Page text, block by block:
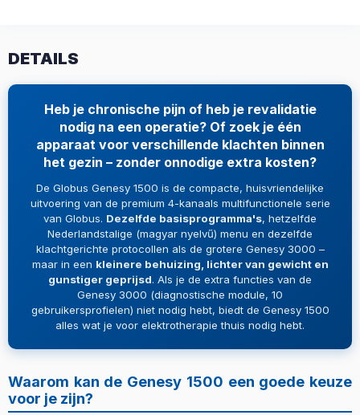
DETAILS
Heb je chronische pijn of heb je revalidatie
nodig na een operatie? Of zoek je één
apparaat voor verschillende klachten binnen
het gezin – zonder onnodige extra kosten?
De Globus Genesy 1500 is de compacte, huisvriendelijke
uitvoering van de premium 4-kanaals multifunctionele serie
van Globus. Dezelfde basisprogramma's, hetzelfde
Nederlandstalige (magyar nyelvű) menu en dezelfde
klachtgerichte protocollen als de grotere Genesy 3000 –
maar in een kleinere behuizing, lichter van gewicht en
gunstiger geprijsd. Als je de extra functies van de
Genesy 3000 (diagnostische module, 10
gebruikersprofielen) niet nodig hebt, biedt de Genesy 1500
alles wat je voor elektrotherapie thuis nodig hebt.
Waarom kan de Genesy 1500 een goede keuze
voor je zijn?